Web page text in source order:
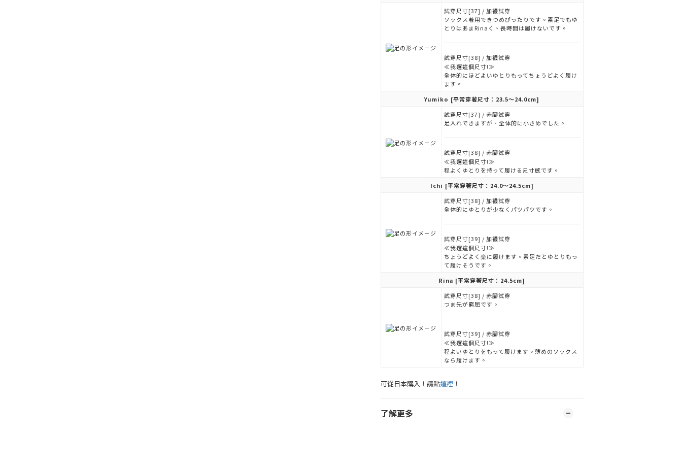
試穿尺寸[37] / 加襪試穿
ソックス着用できつめぴったりです。素足でもゆ
とりはあまRinaく、長時間は履けないです。
試穿尺寸[38] / 加襪試穿
≪我選這個尺寸!≫
全体的にほどよいゆとりもってちょうどよく履け
ます。
Yumiko [平常穿著尺寸：23.5～24.0cm]
試穿尺寸[37] / 赤腳試穿
足入れできますが、全体的に小さめでした。
試穿尺寸[38] / 赤腳試穿
≪我選這個尺寸!≫
程よくゆとりを持って履ける尺寸感です。
Ichi [平常穿著尺寸：24.0～24.5cm]
試穿尺寸[38] / 加襪試穿
全体的にゆとりが少なくパツパツです。
試穿尺寸[39] / 加襪試穿
≪我選這個尺寸!≫
ちょうどよく楽に履けます。素足だとゆとりもっ
て履けそうです。
Rina [平常穿著尺寸：24.5cm]
試穿尺寸[38] / 赤腳試穿
つま先が窮屈です。
試穿尺寸[39] / 赤腳試穿
≪我選這個尺寸!≫
程よいゆとりをもって履けます。薄めのソックス
なら履けます。
可從日本購入！請點這裡 ！
了解更多